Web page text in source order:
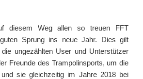
diesem Weg allen so treuen FFT
Sprung ins neue Jahr. Dies gilt
ungezählten User und Unterstützer
Freunde des Trampolinsports, um die
sie gleichzeitig im Jahre 2018 bei